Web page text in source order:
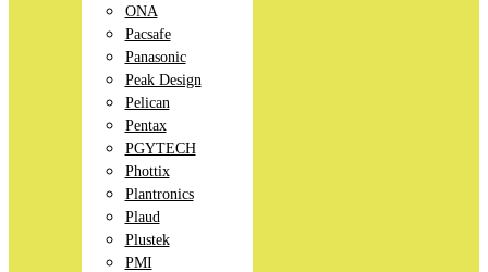
ONA
Pacsafe
Panasonic
Peak Design
Pelican
Pentax
PGYTECH
Phottix
Plantronics
Plaud
Plustek
PMI